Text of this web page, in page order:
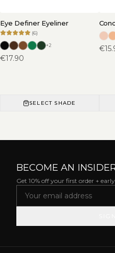
Eye Definer Eyeliner
(6)
+2
€17.90
SELECT SHADE
€
BECOME AN
Get 10% off your first order +